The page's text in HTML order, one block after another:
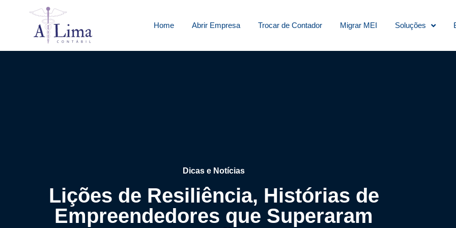
Home Abrir Empresa Trocar de Contador Migrar MEI Soluções
Dicas e Notícias
Lições de Resiliência, Histórias de
Empreendedores que Superaram